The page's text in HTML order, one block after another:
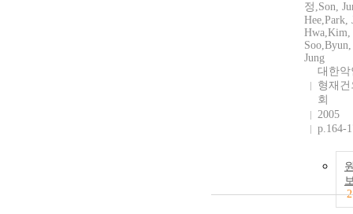
정,Son,
Hee,Park,
Hwa,Kim,
Jung
대한
형재
회
2005
p.164-
2